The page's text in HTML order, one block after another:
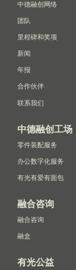
中德融创网络
团队
里程碑和奖项
新闻
年报
合作伙伴
联系我们
中德融创工场
零件装配服务
办公数字化服务
有光有爱有面包
融合咨询
融合咨询
融盒
有光公益